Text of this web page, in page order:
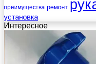
преимущества ремонт
установка
Интересное